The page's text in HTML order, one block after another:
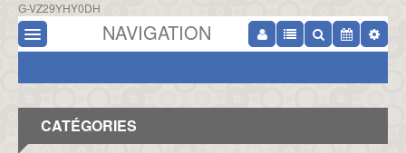
G-VZ29YHY0DH
NAVIGATION
CATÉGORIES